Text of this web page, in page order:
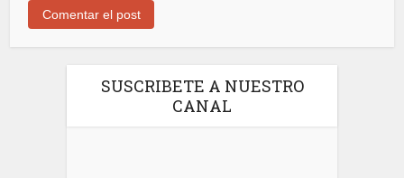
SUSCRIBETE A NUESTRO
CANAL